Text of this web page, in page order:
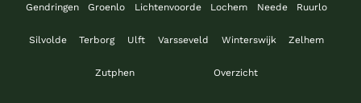
Gendringen Groenlo Lichtenvoorde Lochem Neede Ruurlo
Silvolde Terborg Ulft Varsseveld Winterswijk Zelhem
Zutphen Overzicht